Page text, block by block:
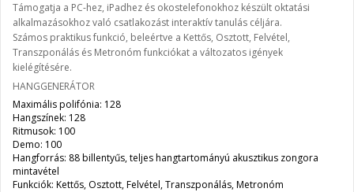
Támogatja a PC-hez, iPadhez és okostelefonokhoz készült oktatási
alkalmazásokhoz való csatlakozást interaktív tanulás céljára.
Számos praktikus funkció, beleértve a Kettős, Osztott, Felvétel,
Transzponálás és Metronóm funkciókat a változatos igények
kielégítésére.
HANGGENERÁTOR
Maximális polifónia: 128
Hangszínek: 128
Ritmusok: 100
Demo: 100
Hangforrás: 88 billentyűs, teljes hangtartományú akusztikus zongora
mintavétel
Funkciók: Kettős, Osztott, Felvétel, Transzponálás, Metronóm